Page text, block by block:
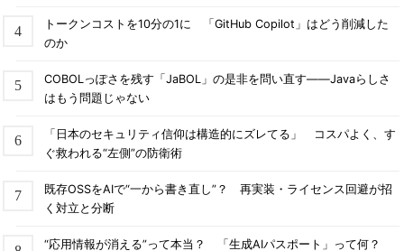
トークンコストを10分の1に 「GitHub Copilot」はどう削減した
のか
COBOLっぽさを残す「JaBOL」の是非を問い直す――Javaらしさ
はもう問題じゃない
「日本のセキュリティ信仰は構造的にズレてる」 コスパよく、す
ぐ救われる“左側”の防衛術
既存OSSをAIで“一から書き直し”？ 再実装・ライセンス回避が招
く対立と分断
“応用情報が消える”って本当？ 「生成AIパスポート」って何？